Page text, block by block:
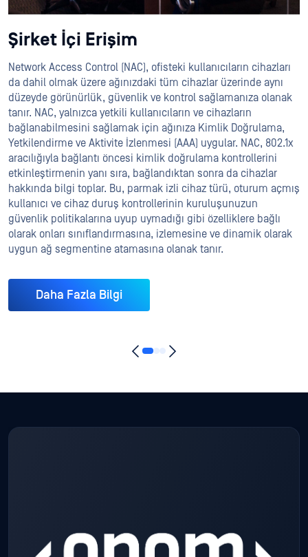
Şirket İçi Erişim
Network Access Control (NAC), ofisteki kullanıcıların cihazları
da dahil olmak üzere ağınızdaki tüm cihazlar üzerinde aynı
düzeyde görünürlük, güvenlik ve kontrol sağlamanıza olanak
tanır. NAC, yalnızca yetkili kullanıcıların ve cihazların
bağlanabilmesini sağlamak için ağınıza Kimlik Doğrulama,
Yetkilendirme ve Aktivite İzlenmesi (AAA) uygular. NAC, 802.1x
aracılığıyla bağlantı öncesi kimlik doğrulama kontrollerini
etkinleştirmenin yanı sıra, bağlandıktan sonra da cihazlar
hakkında bilgi toplar. Bu, parmak izli cihaz türü, oturum açmış
kullanıcı ve cihaz duruş kontrollerinin kuruluşunuzun
güvenlik politikalarına uyup uymadığı gibi özelliklere bağlı
olarak onları sınıflandırmasına, izlemesine ve dinamik olarak
uygun ağ segmentine atamasına olanak tanır.
Daha Fazla Bilgi